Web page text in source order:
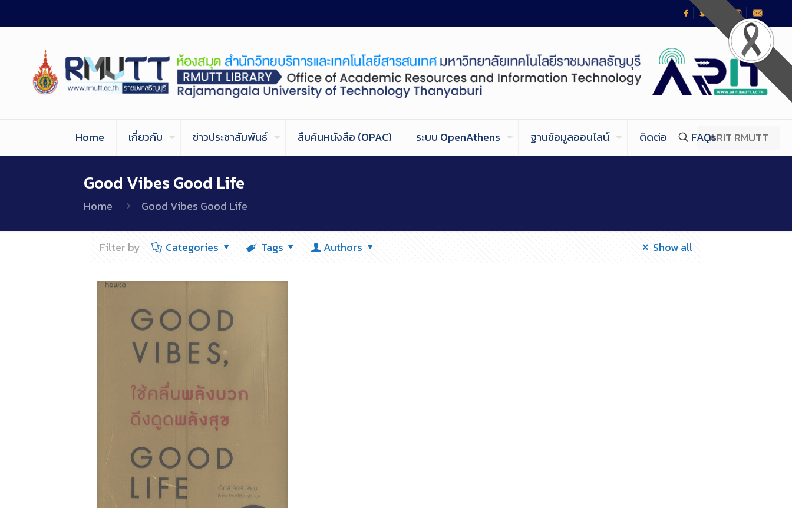
Home เกี่ยวกับ ข่าวประชาสัมพันธ์ สืบค้นหนังสือ (OPAC) ระบบ OpenAthens ฐานข้อมูลออนไลน์ ติดต่อ FAQsARIT RMUTT
Good Vibes Good Life
Home Good Vibes Good Life
Filter by Categories Tags Authors Show all